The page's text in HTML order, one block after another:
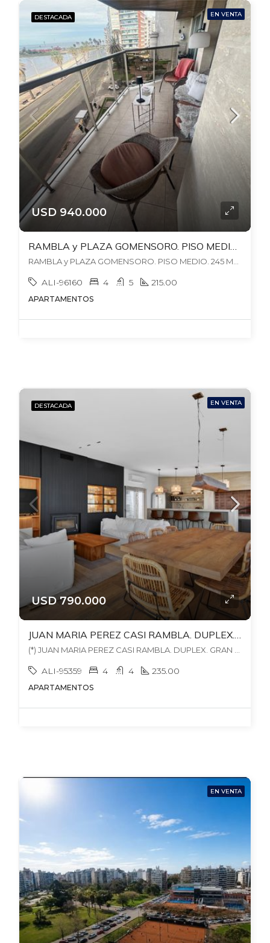
DESTACADA EN VENTA
USD 940.000
ALI-96160 4 5 215.00
APARTAMENTOS
DESTACADA EN VENTA
USD 790.000
ALI-95359 4 4 235.00
APARTAMENTOS
EN VENTA